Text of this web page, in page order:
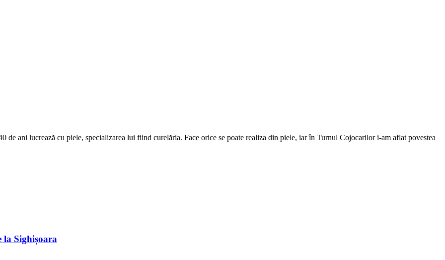
de ani lucrează cu piele, specializarea lui fiind curelăria. Face orice se poate realiza din piele, iar în Turnul Cojocarilor i-am aflat povestea
Sighișoara